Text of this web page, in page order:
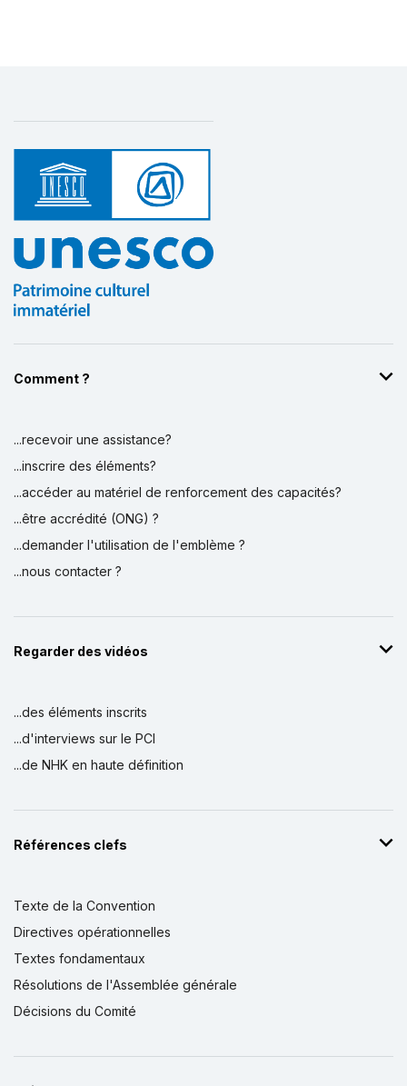
Comment ?
...recevoir une assistance?
...inscrire des éléments?
...accéder au matériel de renforcement des capacités?
...être accrédité (ONG) ?
...demander l'utilisation de l'emblème ?
...nous contacter ?
Regarder des vidéos
...des éléments inscrits
...d'interviews sur le PCI
...de NHK en haute définition
Références clefs
Texte de la Convention
Directives opérationnelles
Textes fondamentaux
Résolutions de l'Assemblée générale
Décisions du Comité